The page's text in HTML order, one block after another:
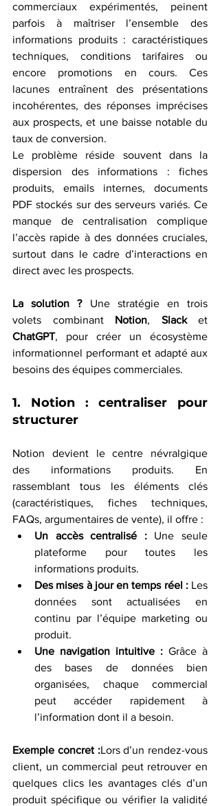
commerciaux expérimentés, peinent
parfois à maîtriser l’ensemble des
informations produits : caractéristiques
techniques, conditions tarifaires ou
encore promotions en cours. Ces
lacunes entraînent des présentations
incohérentes, des réponses imprécises
aux prospects, et une baisse notable du
taux de conversion.
Le problème réside souvent dans la
dispersion des informations : fiches
produits, emails internes, documents
PDF stockés sur des serveurs variés. Ce
manque de centralisation complique
l’accès rapide à des données cruciales,
surtout dans le cadre d’interactions en
direct avec les prospects.
La solution ? Une stratégie en trois
volets combinant Notion, Slack
ChatGPT, pour créer un écosystème
informationnel performant et adapté aux
besoins des équipes commerciales.
1. Notion : centraliser pour
structurer
Notion devient le centre névralgique
des informations produits. En
rassemblant tous les éléments clés
(caractéristiques, fiches techniques,
FAQs, argumentaires de vente), il offre :
Un accès centralisé : Une seule
plateforme pour toutes les
informations produits.
Des mises à jour en temps réel : Les
données sont actualisées en
continu par l’équipe marketing ou
produit.
Une navigation intuitive : Grâce à
des bases de données bien
organisées, chaque commercial
peut accéder rapidement à
l’information dont il a besoin.
Exemple concret :Lors d’un rendez-vous
client, un commercial peut retrouver en
quelques clics les avantages clés d’un
produit spécifique ou vérifier la validité